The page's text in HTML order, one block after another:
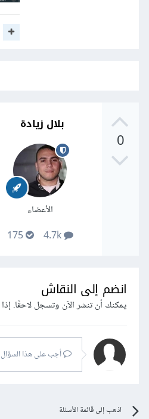
0
بلال زيادة
الأعضاء
4.7k
175
انضم إلى النقاش
يمكنك أن تنشر الآن وتسجل لاحقًا.
أجب على هذا
اذهب إلى قائمة الأسئلة